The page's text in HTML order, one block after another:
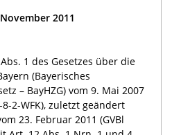
2011
1 des Gesetzes über die
(Bayerisches
– BayHZG) vom 9. Mai 2007
8-2-WFK), zuletzt geändert
23. Februar 2011 (GVBl